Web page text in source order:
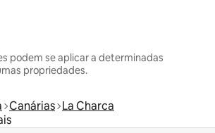
podem se aplicar a determinadas
propriedades.
Canárias La Charca